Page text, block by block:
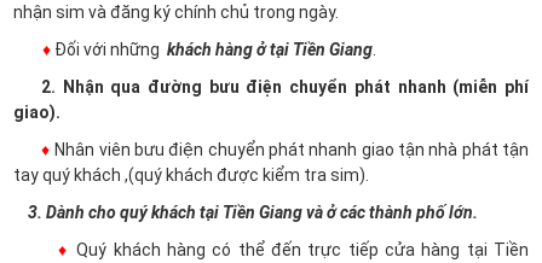
nhận sim và đăng ký chính chủ trong ngày.
♦ Đối với những khách hàng ở tại Tiền Giang
2. Nhận qua đường bưu điện chuyển phát nhanh (miễn phí
giao).
♦ Nhân viên bưu điện chuyển phát nhanh giao tận nhà phát tận
tay quý khách ,(quý khách được kiểm tra sim).
3. Dành cho quý khách tại Tiền Giang và ở các thành phố lớn.
♦ Quý khách hàng có thể đến trực tiếp cửa hàng tại Tiền